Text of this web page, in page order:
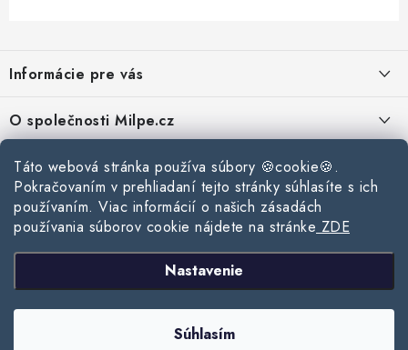
Táto webová stránka používa súbory 🍪cookie🍪.
Pokračovaním v prehliadaní tejto stránky súhlasíte s ich
používaním. Viac informácií o našich zásadách
používania súborov cookie nájdete na stránke ZDE
Nastavenie
Súhlasím
p
ä
t
Informácie pre vás
Reklamace a vrácení zboží
Zásady používania súborov cookie
Podmínky ochrany osobních údajů
Obchodní podmínky
Mapa webu Milpe.sk
O společnosti Milpe.cz
Často sa nás pýtate
O spoločnosti Milpe
Kontakty
Kontaktné informácie
O spoločnosti Milpe
Stavebný blog
Ako vybrať správnu difúznu fóliu pre strechu?
Žalúzie do spálne: Ako vybrať ideálne tienenie pre pokojný spánok?
Ako vybrať strešné okno do zimy?
Prijímame online platby
Copyright 2026www.milpe.sk. Všetky práva vyhradené.Upraviť nastavenie
cookies